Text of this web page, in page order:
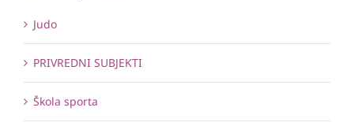
Judo
PRIVREDNI SUBJEKTI
Škola sporta